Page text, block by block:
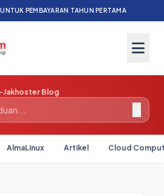
PEMBAYARAN TAHUN PERTAMA
Jakhoster Blog
AlmaLinux Artikel Cloud